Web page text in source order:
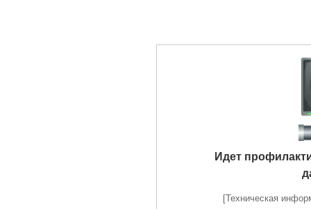
Идет
[Техническая